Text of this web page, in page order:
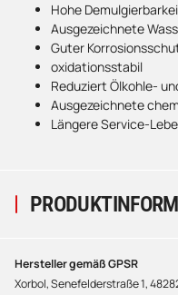
Hohe
Ausgezeichnete
Guter
oxidationsstabil
Reduziert Ölkohle-
Ausgezeichnete
Längere Service-
Hersteller gemäß GPSR
Xorbol, Senefelderstraße 1,